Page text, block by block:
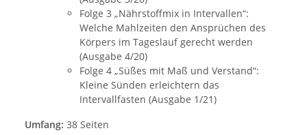
Folge 3 „Nährstoffmix in Intervallen“:
Welche Mahlzeiten den Ansprüchen des
Körpers im Tageslauf gerecht werden
(Ausgabe 4/20)
Folge 4 „Süßes mit Maß und Verstand“:
Kleine Sünden erleichtern das
Intervallfasten (Ausgabe 1/21)
Umfang: 38 Seiten